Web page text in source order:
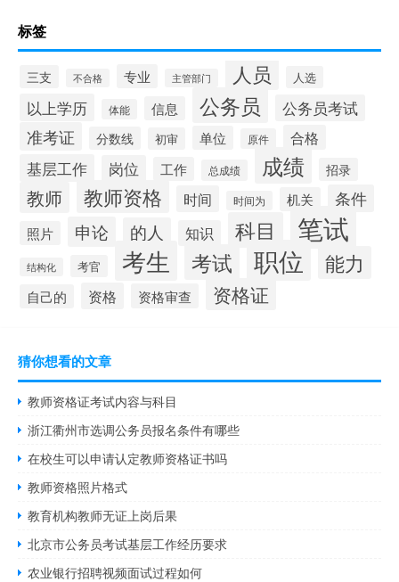
标签
三支 不合格 专业 主管部门 人员 人选
以上学历 体能 信息 公务员 公务员考试
准考证 分数线 初审 单位 原件 合格
基层工作 岗位 工作 总成绩 成绩 招录
教师 教师资格 时间 时间为 机关 条件
照片 申论 的人 知识 科目 笔试
结构化 考官 考生 考试 职位 能力
自己的 资格 资格审查 资格证
猜你想看的文章
教师资格证考试内容与科目
浙江衢州市选调公务员报名条件有哪些
在校生可以申请认定教师资格证书吗
教师资格照片格式
教育机构教师无证上岗后果
北京市公务员考试基层工作经历要求
农业银行招聘视频面试过程如何